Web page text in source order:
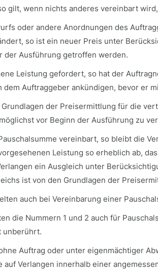
gilt, wenn nichts anderes vereinbart
oder andere Anordnungen des
so ist ein neuer Preis unter
der Ausführung getroffen werden.
Leistung gefordert, so hat der
dem Auftraggeber ankündigen, bevor er
der Preisermittlung für die
vor Beginn der Ausführung zu
vereinbart, so bleibt die
Leistung so erheblich ab,
ein Ausgleich unter
ist von den Grundlagen der
auch bei Vereinbarung einer
die Nummern 1 und 2 auch für
unberührt.
Auftrag oder unter eigenmächtiger
Verlangen innerhalb einer